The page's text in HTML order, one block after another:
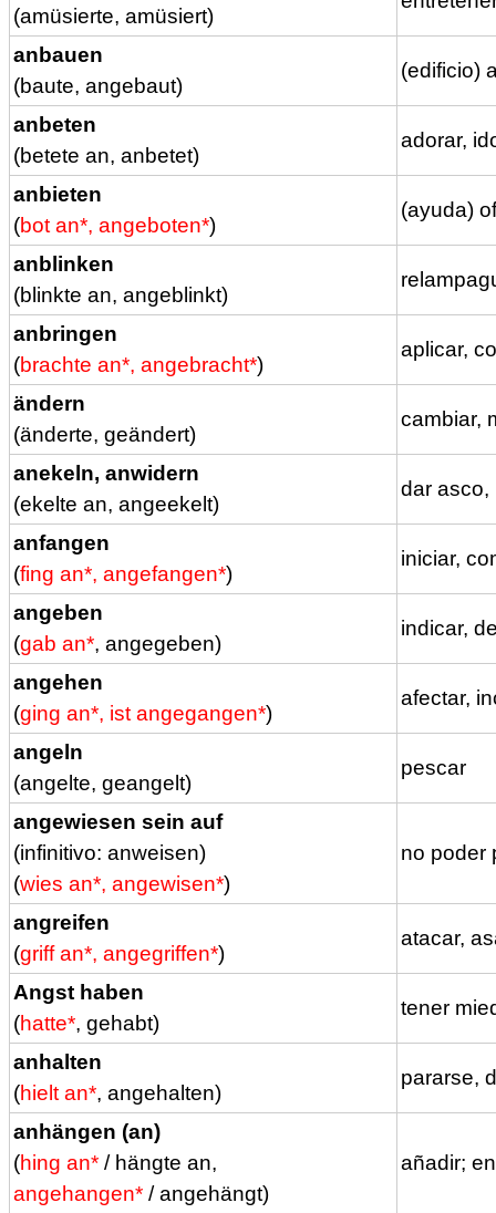
(amüsierte, amüsiert)
anbauen
(baute, angebaut)
(edificio)
anbeten
(betete an, anbetet)
adorar,
anbieten
(bot an*, angeboten*)
(ayuda)
anblinken
(blinkte an, angeblinkt)
anbringen
(brachte an*, angebracht*)
aplicar,
ändern
(änderte, geändert)
cambiar,
anekeln, anwidern
(ekelte an, angeekelt)
dar asco,
anfangen
(fing an*, angefangen*)
iniciar,
angeben
(gab an*, angegeben)
indicar,
angehen
(ging an*, ist angegangen*)
afectar,
angeln
(angelte, geangelt)
pescar
angewiesen sein auf
(infinitivo: anweisen)
(wies an*, angewisen*)
no poder
angreifen
(griff an*, angegriffen*)
atacar,
Angst haben
(hatte*, gehabt)
tener
anhalten
(hielt an*, angehalten)
pararse,
anhängen (an)
(hing an* / hängte an,
angehangen* / angehängt)
añadir;